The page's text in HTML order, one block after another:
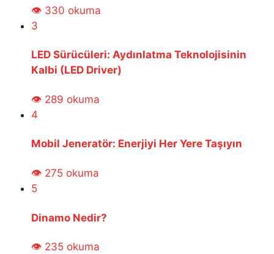
👁 330 okuma
3
LED Sürücüleri: Aydınlatma Teknolojisinin
Kalbi (LED Driver)
👁 289 okuma
4
Mobil Jeneratör: Enerjiyi Her Yere Taşıyın
👁 275 okuma
5
Dinamo Nedir?
👁 235 okuma